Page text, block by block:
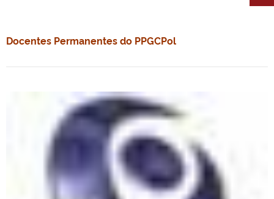
Docentes Permanentes do PPGCPol